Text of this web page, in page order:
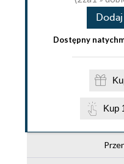
Dostępny
Kup